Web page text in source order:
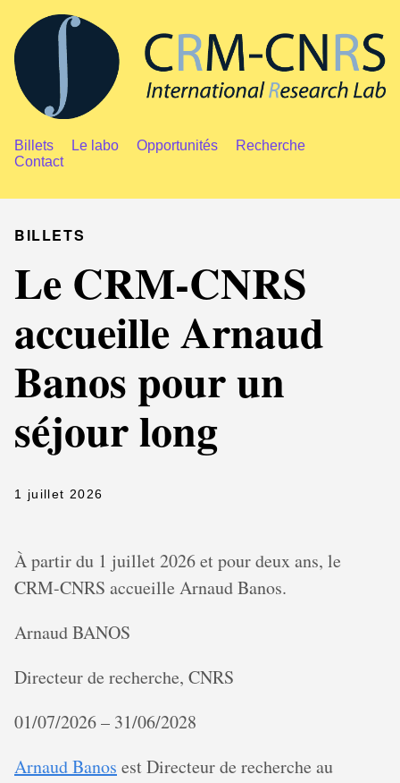
Billets Le labo Opportunités
Recherche
Contact
BILLETS
Le CRM-CNRS
accueille Arnaud
Banos pour un
séjour long
1 juillet 2026
À partir du 1 juillet 2026 et pour deux ans, le
CRM-CNRS accueille Arnaud Banos.
Arnaud BANOS
Directeur de recherche, CNRS
01/07/2026 – 31/06/2028
Arnaud Banos est Directeur de recherche au